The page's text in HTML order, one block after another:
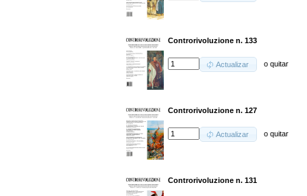
Controrivoluzione n. 133
Actualizar oquitar
Controrivoluzione n. 127
Actualizar oquitar
Controrivoluzione n. 131